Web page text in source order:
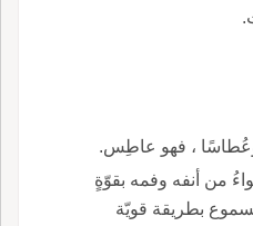
، فهو عاطِس.
من أنفه وفمه بقوّةٍ
بطريقة قويّة